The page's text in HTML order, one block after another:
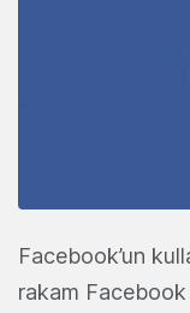
Facebook’un
rakam